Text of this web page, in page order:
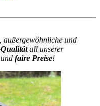
außergewöhnliche und
all unserer
faire Preise!